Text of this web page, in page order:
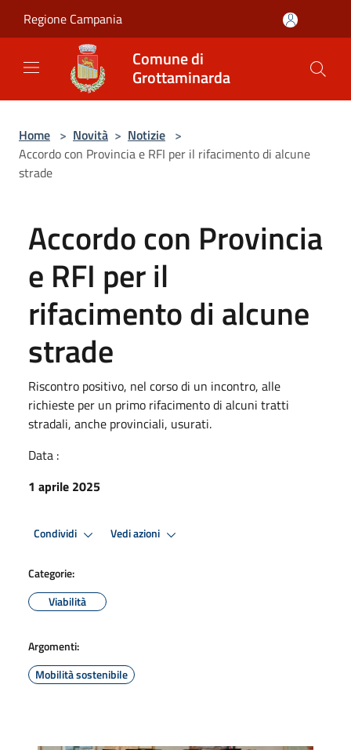
Regione Campania
Comune di
Grottaminarda
Home > Novità > Notizie >
Accordo con Provincia e RFI per il rifacimento di alcune
strade
Accordo con Provincia
e RFI per il
rifacimento di alcune
strade
Riscontro positivo, nel corso di un incontro, alle
richieste per un primo rifacimento di alcuni tratti
stradali, anche provinciali, usurati.
Data :
1 aprile 2025
Condividi Vedi azioni
Categorie:
Viabilità
Argomenti:
Mobilità sostenibile